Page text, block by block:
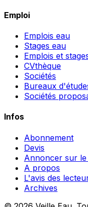
Emploi
Emplois eau
Stages eau
Emplois et
CVthèque
Sociétés
Bureaux
Sociétés
Infos
Abonnement
Devis
Annoncer sur le
A propos
L'avis des
Archives